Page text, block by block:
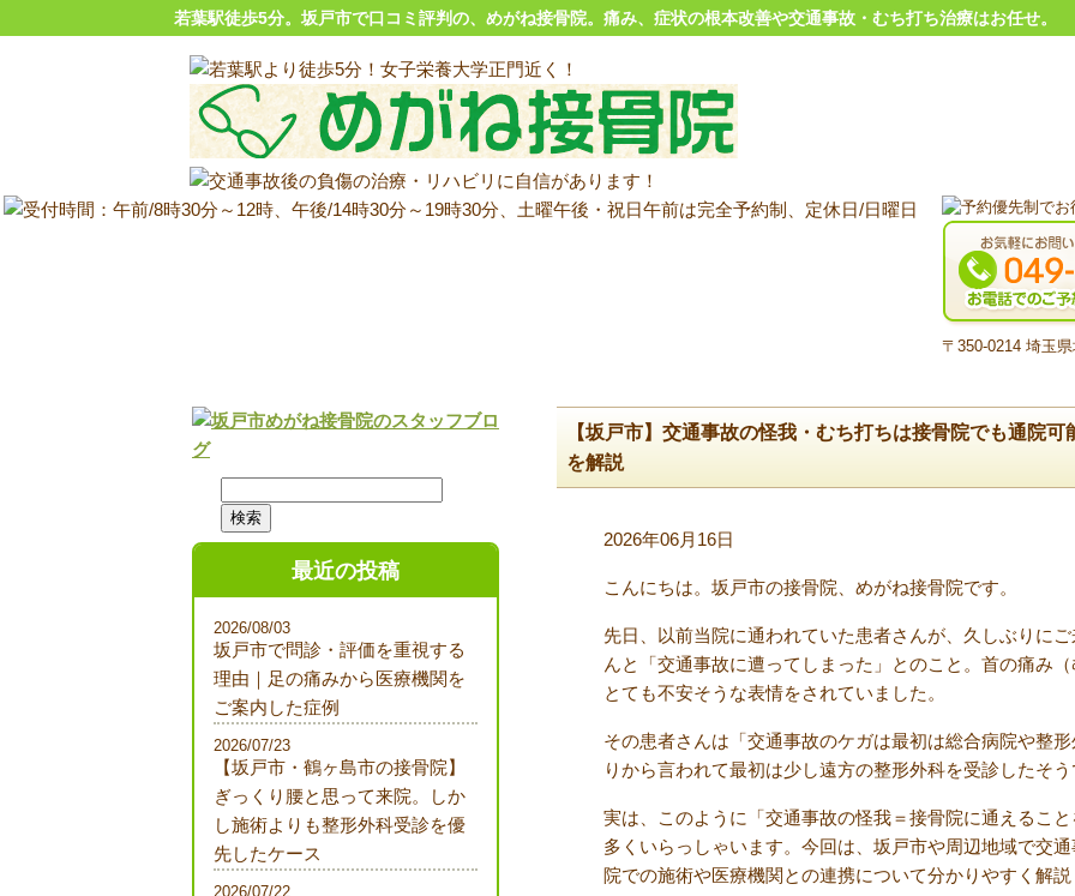
若葉駅徒歩5分。坂戸市で口コミ評判の、めがね接骨院。痛み、症状の根本改善や交通事故・むち打ち治療はお任せ。
〒350-0214 埼玉
【坂戸市】交通事故の怪我・むち打ちは接骨院でも通院
を解説
2026年06月16日
こんにちは。坂戸市の接骨院、めがね接骨院です。
先日、以前当院に通われていた患者さんが、久しぶりに
んと「交通事故に遭ってしまった」とのこと。首の痛み
とても不安そうな表情をされていました。
その患者さんは「交通事故のケガは最初は総合病院や整
りから言われて最初は少し遠方の整形外科を受診したそ
実は、このように「交通事故の怪我＝接骨院に通えるこ
多くいらっしゃいます。今回は、坂戸市や周辺地域で交
院での施術や医療機関との連携について分かりやすく解
最近の投稿
坂戸市で問診・評価を重視する
理由｜足の痛みから医療機関を
ご案内した症例
2026/08/03
【坂戸市・鶴ヶ島市の接骨院】
ぎっくり腰と思って来院。しか
し施術よりも整形外科受診を優
先したケース
2026/07/23
2026/07/22